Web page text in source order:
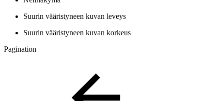
Suurin vääristyneen kuvan leveys
Suurin vääristyneen kuvan korkeus
Pagination